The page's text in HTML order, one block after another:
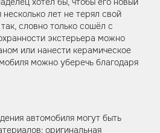
лет не терял свой
словно только сошёл с
экстерьера можно
или нанести керамическое
можно уберечь благодаря
автомобиля могут быть
оригинальная